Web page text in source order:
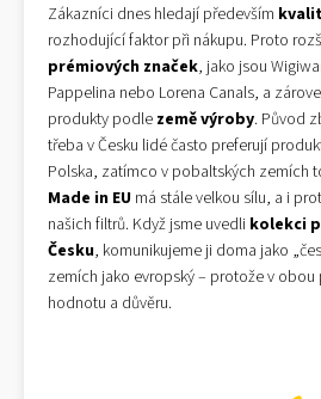
Zákazníci dnes hledají především
rozhodující faktor při nákupu. Proto
prémiových značek, jako jsou
Pappelina nebo Lorena Canals, a
produkty podle země výroby. Původ
třeba v Česku lidé často preferují
Polska, zatímco v pobaltských zemích
Made in EU má stále velkou sílu, a i
našich filtrů. Když jsme uvedli kolekci
Česku, komunikujeme ji doma jako
zemích jako evropský – protože v
hodnotu a důvěru.